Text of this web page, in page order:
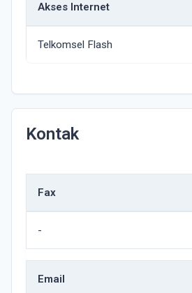
Akses Internet
Telkomsel Flash
Kontak
Fax
-
Email